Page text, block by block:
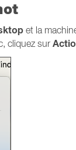
et la
cliquez sur